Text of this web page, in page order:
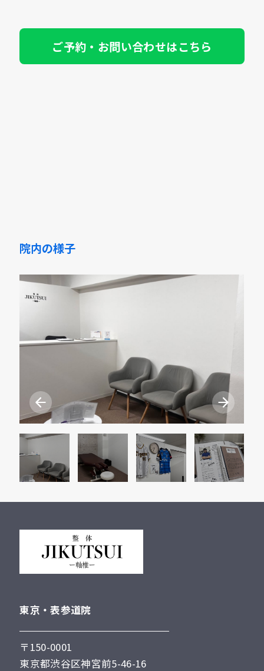
ご予約・お問い合わせはこちら
院内の様子
東京・表参道院
〒150-0001
東京都渋谷区神宮前5-46-16